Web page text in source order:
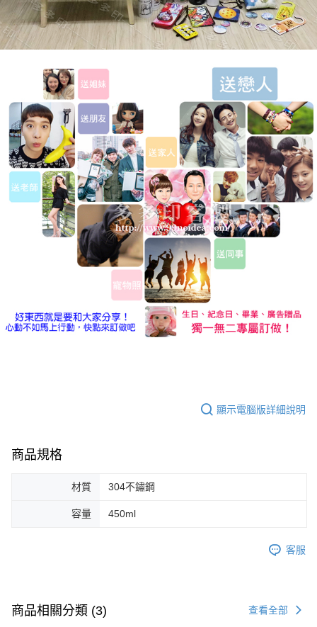
顯示電腦版詳細說明
商品規格
材質 304不鏽鋼
容量 450ml
客服
商品相關分類 (3) 查看全部